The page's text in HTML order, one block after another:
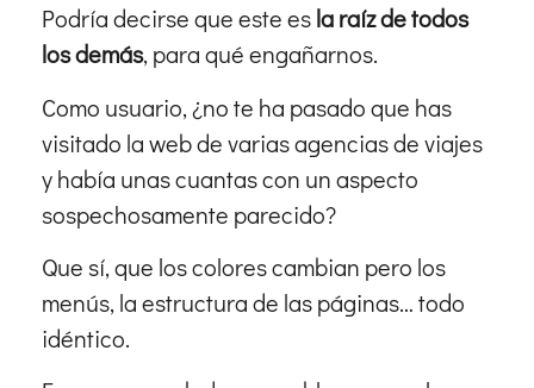
Podría decirse que este esla raíz de todos
los demás, para qué engañarnos.
Como usuario, ¿no te ha pasado que has
visitado la web de varias agencias de viajes
y había unas cuantas con un aspecto
sospechosamente parecido?
Que sí, que los colores cambian pero los
menús, la estructura de las páginas… todo
idéntico.